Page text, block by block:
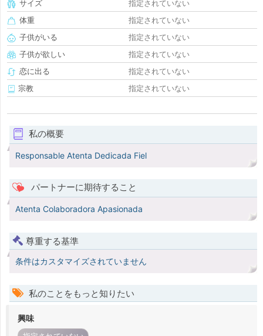
サイズ
指定されていない
体重
指定されていない
子供がいる
指定されていない
子供が欲しい
指定されていない
恋に出る
指定されていない
宗教
指定されていない
私の概要
Responsable Atenta Dedicada Fiel
パートナーに期待すること
Atenta Colaboradora Apasionada
尊重する基準
条件はカスタマイズされていません
私のことをもっと知りたい
興味